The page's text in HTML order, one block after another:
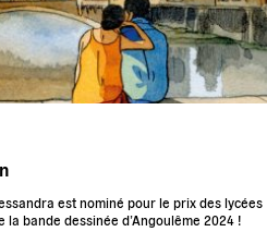
est nominé pour le prix des lycées
bande dessinée d’Angoulême 2024 !